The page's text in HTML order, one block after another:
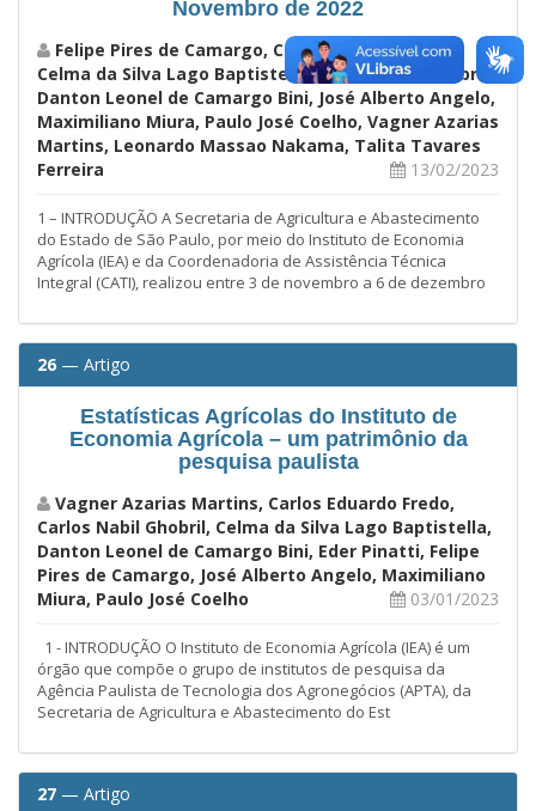
Novembro de 2022
Felipe Pires de Camargo, Carlos Eduardo Fredo,
Celma da Silva Lago Baptistella, Carlos Nabil Ghobril,
Danton Leonel de Camargo Bini, José Alberto Angelo,
Maximiliano Miura, Paulo José Coelho, Vagner Azarias
Martins, Leonardo Massao Nakama, Talita Tavares
Ferreira
13/02/2023
1 – INTRODUÇÃO A Secretaria de Agricultura e Abastecimento
do Estado de São Paulo, por meio do Instituto de Economia
Agrícola (IEA) e da Coordenadoria de Assistência Técnica
Integral (CATI), realizou entre 3 de novembro a 6 de dezembro
26 — Artigo
Estatísticas Agrícolas do Instituto de
Economia Agrícola – um patrimônio da
pesquisa paulista
Vagner Azarias Martins, Carlos Eduardo Fredo,
Carlos Nabil Ghobril, Celma da Silva Lago Baptistella,
Danton Leonel de Camargo Bini, Eder Pinatti, Felipe
Pires de Camargo, José Alberto Angelo, Maximiliano
Miura, Paulo José Coelho
03/01/2023
1 - INTRODUÇÃO O Instituto de Economia Agrícola (IEA) é um
órgão que compõe o grupo de institutos de pesquisa da
Agência Paulista de Tecnologia dos Agronegócios (APTA), da
Secretaria de Agricultura e Abastecimento do Est
27 — Artigo